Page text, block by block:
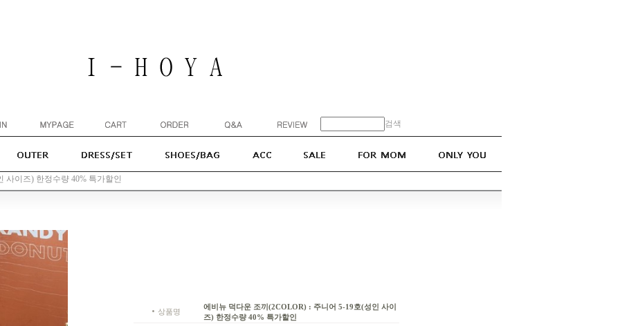
검색
사이즈) 한정수량 40% 특가할인
상품명
에비뉴 덕다운 조끼(2COLOR) : 주니어 5-19호(성인 사이
즈) 한정수량 40% 특가할인